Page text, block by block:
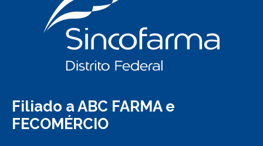
Filiado a ABC FARMA e
FECOMÉRCIO